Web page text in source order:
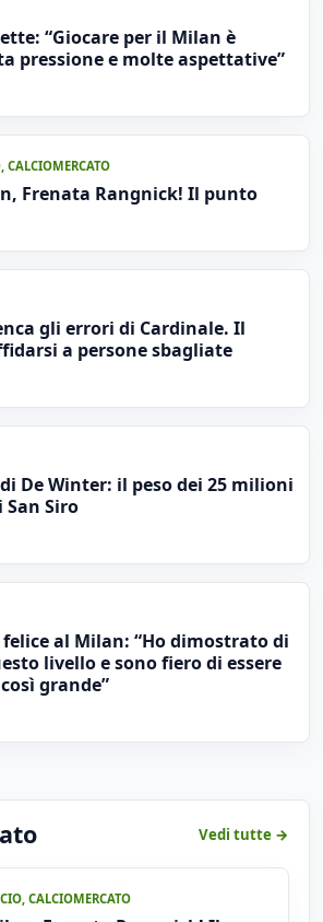
“Giocare per il Milan è
pressione e molte aspettative”
, CALCIOMERCATO
Frenata Rangnick! Il punto
gli errori di Cardinale. Il
a persone sbagliate
De Winter: il peso dei 25 milioni
San Siro
felice al Milan: “Ho dimostrato di
livello e sono fiero di essere
grande”
Vedi tutte →
, CALCIOMERCATO